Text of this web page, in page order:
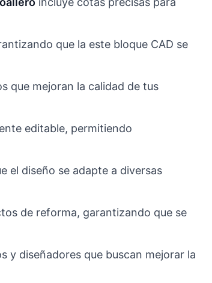
que la este bloque CAD se
que mejoran la calidad de tus
editable, permitiendo
el diseño se adapte a diversas
de reforma, garantizando que se
y diseñadores que buscan mejorar la